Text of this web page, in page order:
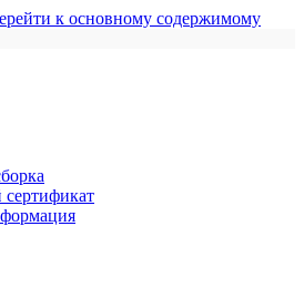
к основному содержимому